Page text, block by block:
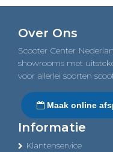
Over Ons
Scooter Center
showrooms met
voor allerlei soorten
Maak online
Informatie
Klantenservice